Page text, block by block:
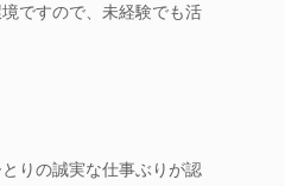
ですので、未経験でも活
りの誠実な仕事ぶりが認